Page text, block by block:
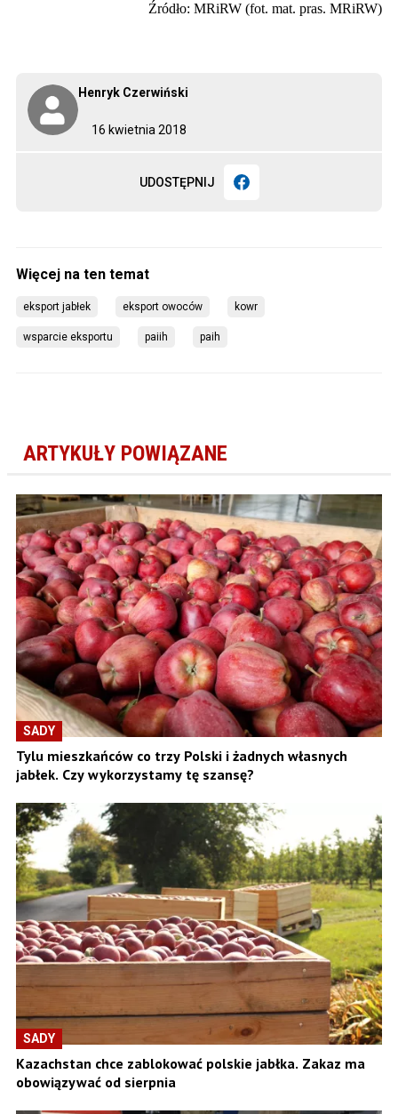
16 kwietnia 2018
Henryk Czerwiński
UDOSTĘPNIJ
Źródło: MRiRW (fot. mat. pras. MRiRW)
eksport jabłek eksport owoców kowr
wsparcie eksportu paiih paih
ARTYKUŁY POWIĄZANE
SADY
Tylu mieszkańców co trzy Polski i żadnych własnych
jabłek. Czy wykorzystamy tę szansę?
SADY
Kazachstan chce zablokować polskie jabłka. Zakaz ma
obowiązywać od sierpnia